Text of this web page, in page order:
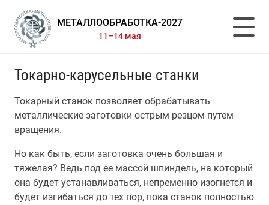
МЕТАЛЛООБРАБОТКА-2027
11–14 мая
Токарно-карусельные станки
Токарный станок позволяет обрабатывать
металлические заготовки острым резцом путем
вращения.
Но как быть, если заготовка очень большая и
тяжелая? Ведь под ее массой шпиндель, на который
она будет устанавливаться, непременно изогнется и
будет изгибаться до тех пор, пока станок полностью